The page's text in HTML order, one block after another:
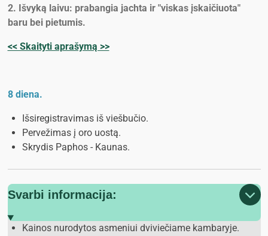
2. Išvyką laivu: prabangia jachta ir "viskas įskaičiuota"
baru bei pietumis.
<< Skaityti aprašymą >>
8 diena.
Išsiregistravimas iš viešbučio.
Pervežimas į oro uostą.
Skrydis Paphos - Kaunas.
Svarbi informacija:
Kainos nurodytos asmeniui dviviečiame kambaryje.